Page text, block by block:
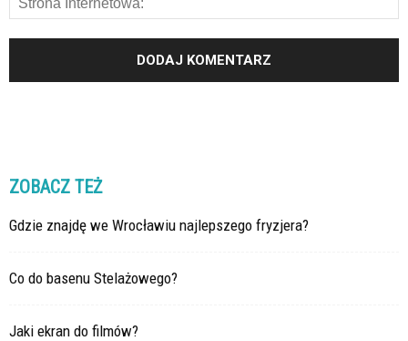
ZOBACZ TEŻ
Gdzie znajdę we Wrocławiu najlepszego fryzjera?
Co do basenu Stelażowego?
Jaki ekran do filmów?